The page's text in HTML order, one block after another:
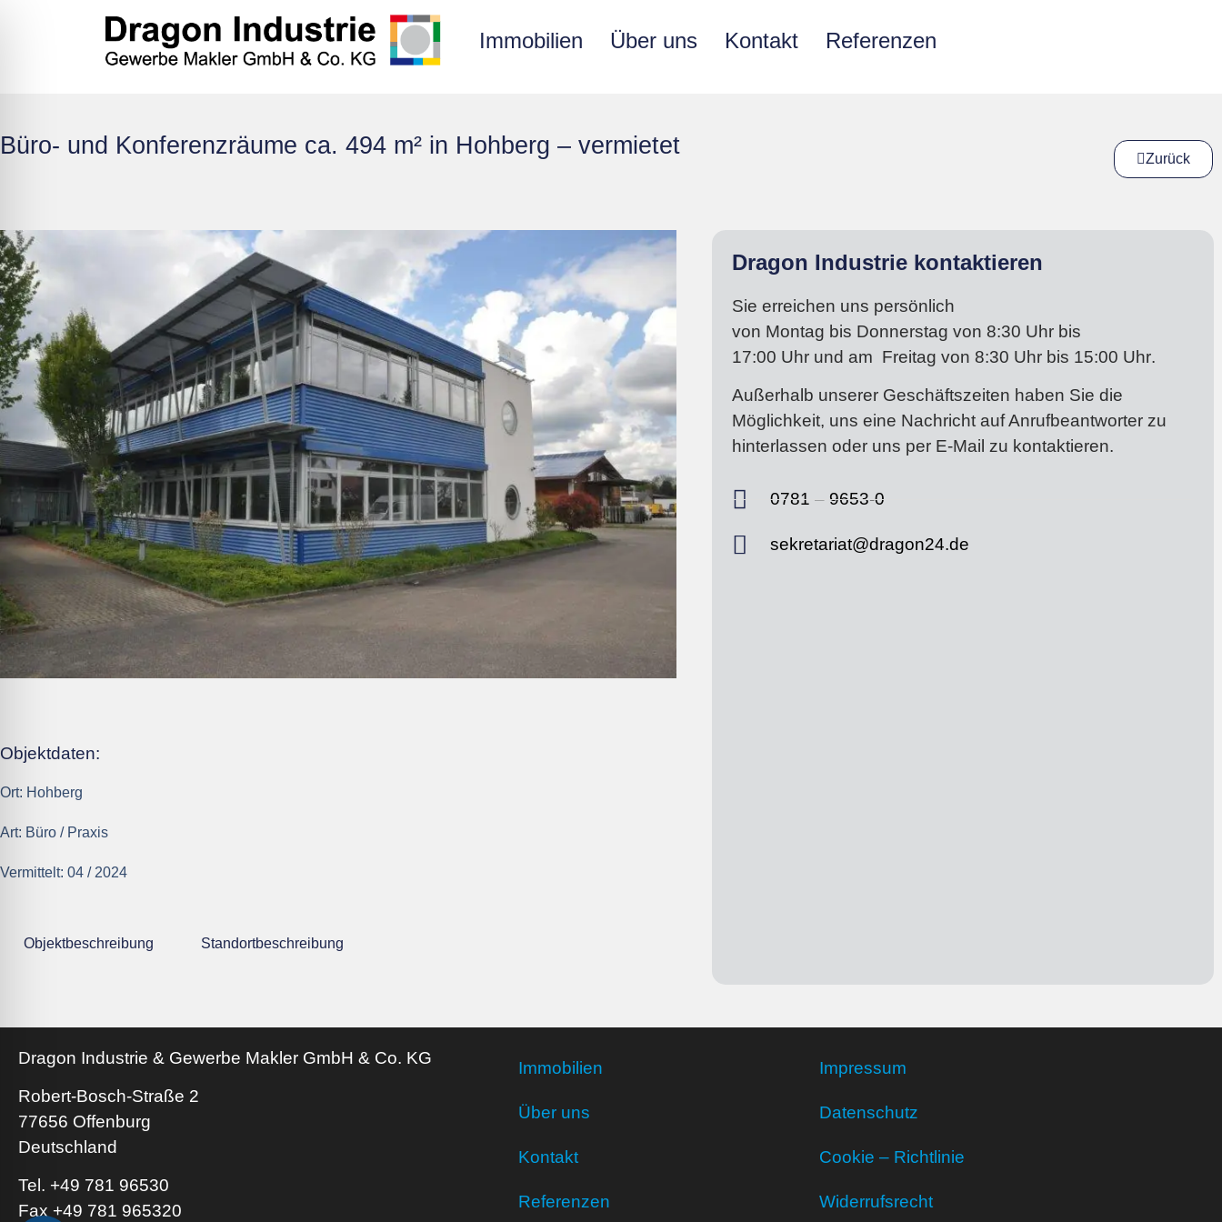
Immobilien Über uns Kontakt Referenzen
Büro- und Konferenzräume ca. 494 m² in Hohberg – vermietet Zurück
Objektdaten:
Ort: Hohberg
Art: Büro / Praxis
Vermittelt: 04 / 2024
Objektbeschreibung Standortbeschreibung
Dragon Industrie kontaktieren
Sie erreichen uns persönlich
von Montag bis Donnerstag von 8:30 Uhr bis
17:00 Uhrund am Freitag von 8:30 Uhr bis 15:00 Uhr.
Außerhalb unserer Geschäftszeiten haben Sie die
Möglichkeit, uns eine Nachricht auf Anrufbeantworter zu
hinterlassen oder uns per E-Mail zu kontaktieren.
0781 – 9653-0
sekretariat@dragon24.de
Dragon Industrie & Gewerbe Makler GmbH & Co. KG
Robert-Bosch-Straße 2
77656 Offenburg
Deutschland
Tel. +49 781 96530
Fax +49 781 965320
Immobilien
Über uns
Kontakt
Referenzen
Impressum
Datenschutz
Cookie – Richtlinie
Widerrufsrecht